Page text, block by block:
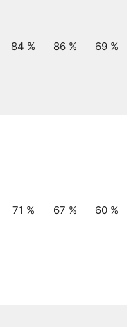
84 % 86 % 69 %
71 % 67 % 60 %